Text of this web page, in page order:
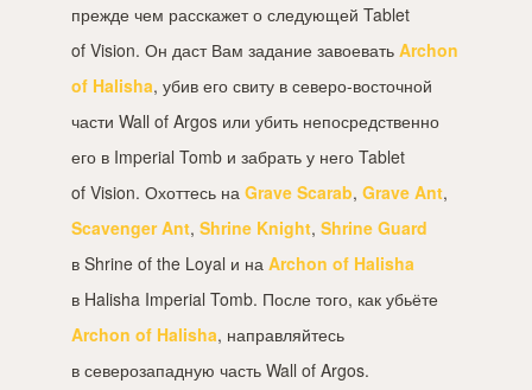
прежде чем расскажет о следующей Tablet
of Vision. Он даст Вам задание завоевать Archon
of Halisha, убив его свиту в северо-восточной
части Wall of Argos или убить непосредственно
его в Imperial Tomb и забрать у него Tablet
of Vision. Охоттесь на Grave Scarab, Grave Ant,
Scavenger Ant, Shrine Knight, Shrine Guard
в Shrine of the Loyal и на Archon of Halisha
в Halisha Imperial Tomb. После того, как убьёте
Archon of Halisha, направляйтесь
в северозападную часть Wall of Argos.